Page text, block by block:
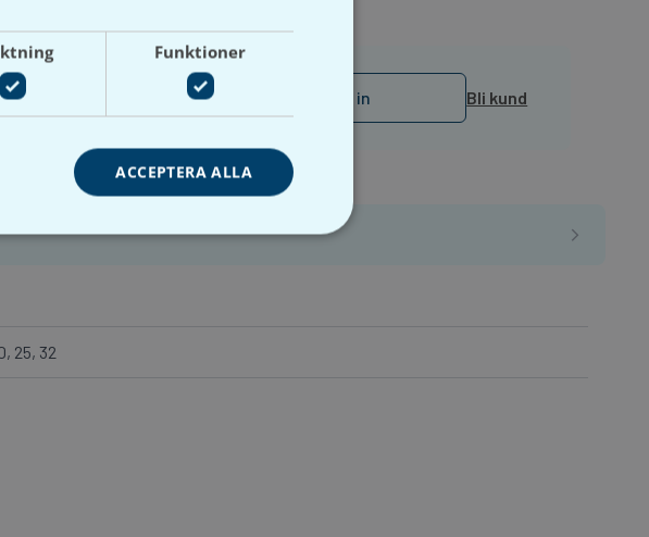
och tryckområden.
på
registrerat företag
Logga in Bli kund
25, 32
Funktioner
ACCEPTERA ALLA